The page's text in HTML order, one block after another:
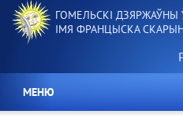
Перайсці
асноўнага
ГОМЕЛЬСКІ ДЗЯРЖАЎНЫ
ІМЯ ФРАНЦЫСКА
МЕНЮ